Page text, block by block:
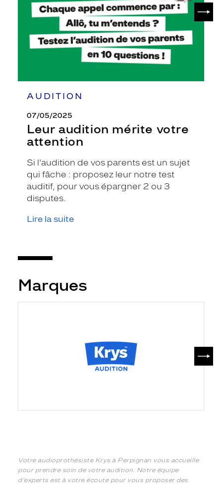
AUDITION
07/05/2025
Leur audition mérite votre
attention
Si l'audition de vos parents est un sujet
qui fâche : proposez leur notre test
auditif, pour vous épargner 2 ou 3
disputes.
Lire la suite
Marques
Votre audioprothésiste Krys à Perpignan vous accueille
pour prendre soin de votre audition. Notre équipe
d'experts est à votre écoute pour vous proposer des